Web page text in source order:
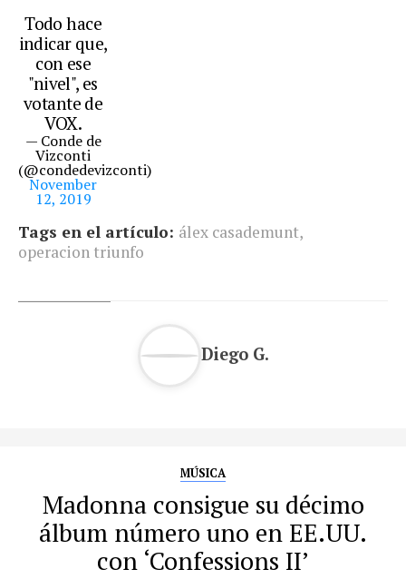
Todo hace
indicar que,
con ese
"nivel", es
votante de
VOX.
— Conde de
Vizconti
(@condedevizconti)
November
12, 2019
Tags en el artículo: álex casademunt,
operacion triunfo
Diego G.
MÚSICA
Madonna consigue su décimo
álbum número uno en EE.UU.
con ‘Confessions II’